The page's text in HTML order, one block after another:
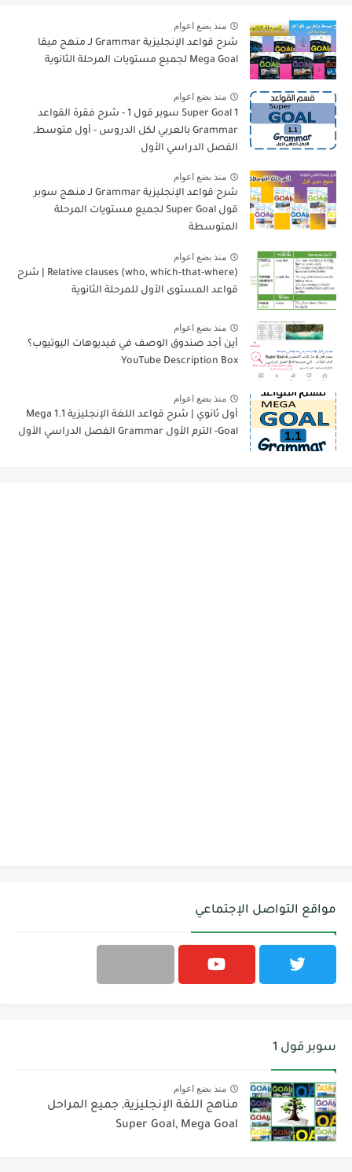
منذ بضع اعوام
شرح قواعد الإنجليزية Grammar لـ منهج ميقا
Mega Goal لجميع مستويات المرحلة الثانوية
منذ بضع اعوام
Super Goal 1 سوبر قول 1 - شرح فقرة القواعد
Grammar بالعربي لكل الدروس - أول متوسط,
الفصل الدراسي الأول
منذ بضع اعوام
شرح قواعد الإنجليزية Grammar لـ منهج سوبر
قول Super Goal لجميع مستويات المرحلة
المتوسطة
منذ بضع اعوام
Relative clauses (who, which-that-where) | شرح
قواعد المستوى الأول للمرحلة الثانوية
منذ بضع اعوام
أين أجد صندوق الوصف في فيديوهات اليوتيوب؟
YouTube Description Box
منذ بضع اعوام
أول ثانوي | شرح قواعد اللغة الإنجليزية 1.1 Mega
Goal- الترم الأول Grammar الفصل الدراسي الأول
مواقع التواصل الإجتماعي
سوبر قول 1
منذ بضع اعوام
مناهج اللغة الإنجليزية, جميع المراحل
Super Goal, Mega Goal